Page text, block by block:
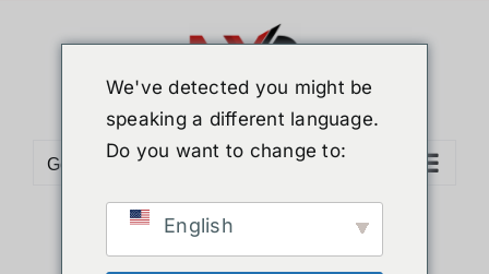
Go to...
Sort byDate
We've detected you might be
speaking a different language.
Do you want to change to:
English